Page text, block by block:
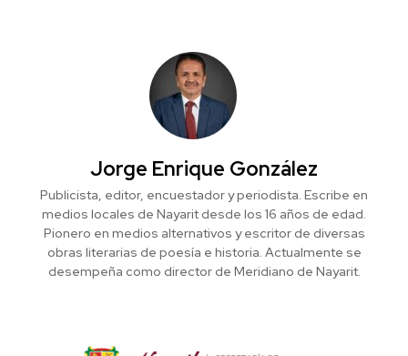
Jorge Enrique González
Publicista, editor, encuestador y periodista. Escribe en
medios locales de Nayarit desde los 16 años de edad.
Pionero en medios alternativos y escritor de diversas
obras literarias de poesía e historia. Actualmente se
desempeña como director de Meridiano de Nayarit.